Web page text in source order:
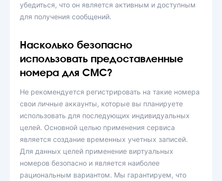
убедиться, что он является активным и доступным
для получения сообщений.
Насколько безопасно
использовать предоставленные
номера для СМС?
Не рекомендуется регистрировать на такие номера
свои личные аккаунты, которые вы планируете
использовать для последующих индивидуальных
целей. Основной целью применения сервиса
является создание временных учетных записей.
Для данных целей применение виртуальных
номеров безопасно и является наиболее
рациональным вариантом. Мы гарантируем, что